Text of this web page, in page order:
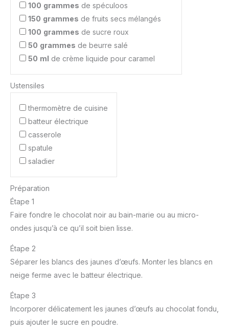
100 grammes de spéculoos
150 grammes de fruits secs mélangés
100 grammes de sucre roux
50 grammes de beurre salé
50 ml de crème liquide pour caramel
Ustensiles
thermomètre de cuisine
batteur électrique
casserole
spatule
saladier
Préparation
Étape 1
Faire fondre le chocolat noir au bain-marie ou au micro-
ondes jusqu’à ce qu’il soit bien lisse.
Étape 2
Séparer les blancs des jaunes d’œufs. Monter les blancs en
neige ferme avec le batteur électrique.
Étape 3
Incorporer délicatement les jaunes d’œufs au chocolat fondu,
puis ajouter le sucre en poudre.